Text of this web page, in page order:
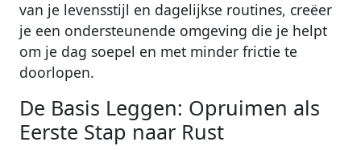
van je levensstijl en dagelijkse routines, creëer
je een ondersteunende omgeving die je helpt
om je dag soepel en met minder frictie te
doorlopen.
De Basis Leggen: Opruimen als
Eerste Stap naar Rust